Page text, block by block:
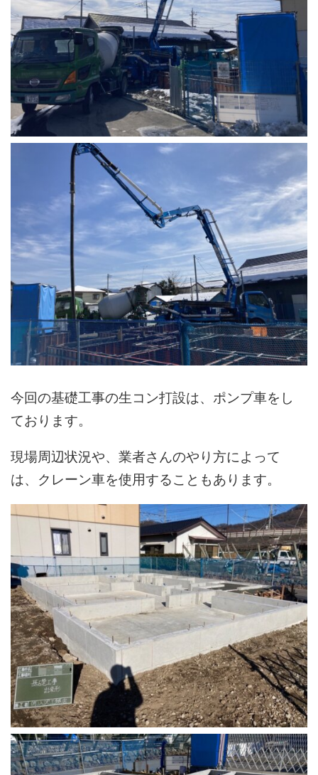
今回の基礎工事の生コン打設は、ポンプ車をし
ております。
現場周辺状況や、業者さんのやり方によって
は、クレーン車を使用することもあります。